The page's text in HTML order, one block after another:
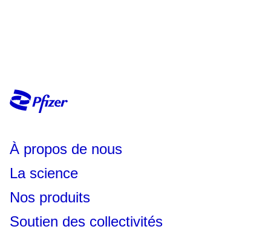
À propos de nous
La science
Nos produits
Soutien des collectivités